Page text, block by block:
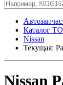
Каталог ТО
Nissan
Текущая:
Nissan